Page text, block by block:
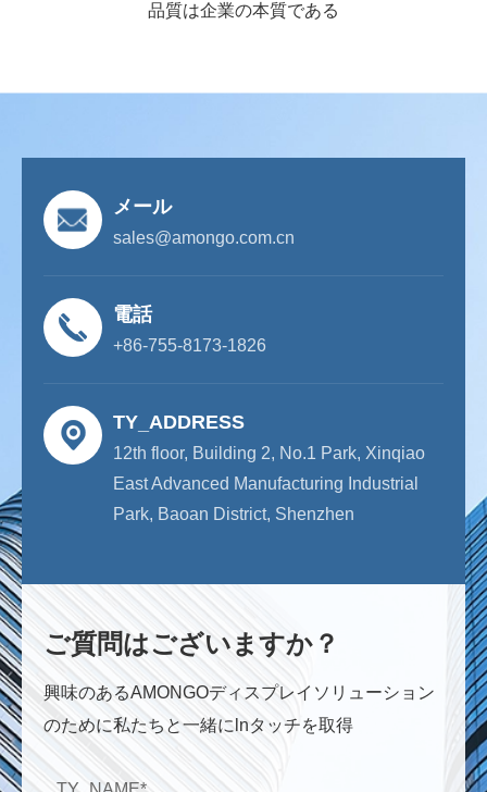
品質は企業の本質である
メール
sales@amongo.com.cn
電話
+86-755-8173-1826
TY_ADDRESS
12th floor, Building 2, No.1 Park, Xinqiao
East Advanced Manufacturing Industrial
Park, Baoan District, Shenzhen
ご質問はございますか？
興味のあるAMONGOディスプレイソリューション
のために私たちと一緒にlnタッチを取得